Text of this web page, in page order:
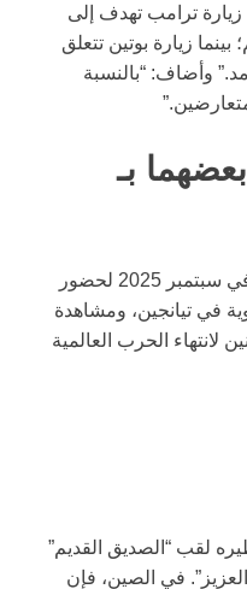
زيارة ترامب تهدف إلى
بينما زيارة بوتين تتعلق
وأضاف: “بالنسبة
بـ
كانت آخر زيارة لبوتين إلى الصين في سبتمبر 2025 لحضور
في تيانجين، ومشاهدة
الحرب العالمية
لقب “الصديق القديم”
في الصين، فإن